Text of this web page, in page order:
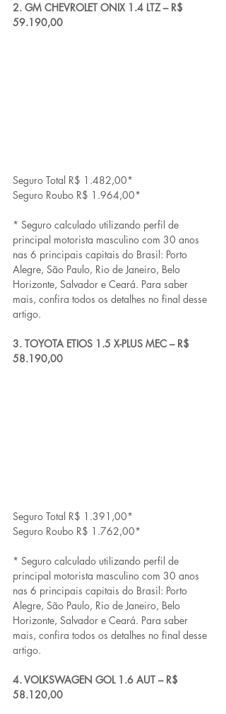
2. GM CHEVROLET ONIX 1.4 LTZ – R$
59.190,00
Seguro Total R$ 1.482,00*
Seguro Roubo R$ 1.964,00*
* Seguro calculado utilizando perfil de
principal motorista masculino com 30 anos
nas 6 principais capitais do Brasil: Porto
Alegre, São Paulo, Rio de Janeiro, Belo
Horizonte, Salvador e Ceará. Para saber
mais, confira todos os detalhes no final desse
artigo.
3. TOYOTA ETIOS 1.5 X-PLUS MEC – R$
58.190,00
Seguro Total R$ 1.391,00*
Seguro Roubo R$ 1.762,00*
* Seguro calculado utilizando perfil de
principal motorista masculino com 30 anos
nas 6 principais capitais do Brasil: Porto
Alegre, São Paulo, Rio de Janeiro, Belo
Horizonte, Salvador e Ceará. Para saber
mais, confira todos os detalhes no final desse
artigo.
4. VOLKSWAGEN GOL 1.6 AUT – R$
58.120,00